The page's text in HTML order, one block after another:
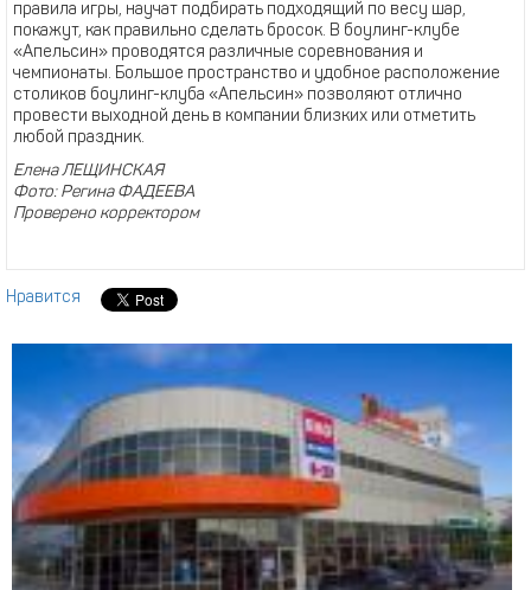
правила игры, научат подбирать подходящий по весу шар,
покажут, как правильно сделать бросок. В боулинг-клубе
«Апельсин» проводятся различные соревнования и
чемпионаты. Большое пространство и удобное расположение
столиков боулинг-клуба «Апельсин» позволяют отлично
провести выходной день в компании близких или отметить
любой праздник.
Елена ЛЕЩИНСКАЯ
Фото: Регина ФАДЕЕВА
Проверено корректором
Нравится